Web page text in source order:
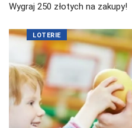
Wygraj 250 złotych na zakupy!
LOTERIE